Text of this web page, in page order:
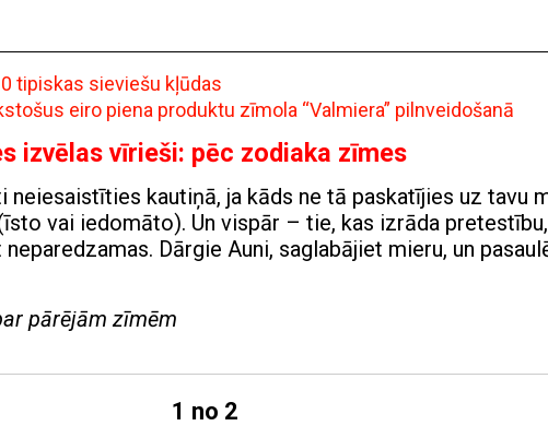
tipiskas sieviešu kļūdas
eiro piena produktu zīmola “Valmiera” pilnveidošanā
izvēlas vīrieši: pēc zodiaka zīmes
kautiņā, ja kāds ne tā paskatījies uz tavu
vai iedomāto). Un vispār – tie, kas izrāda
Dārgie Auni, saglabājiet mieru, un
pārējām zīmēm
1 no 2